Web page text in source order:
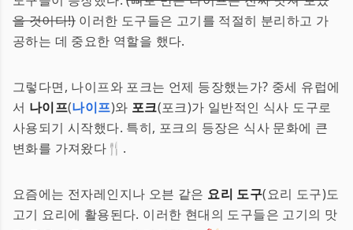
을 것이다!)이러한 도구들은 고기를 적절히 분리하고 가
공하는 데 중요한 역할을 했다.
그렇다면, 나이프와 포크는 언제 등장했는가? 중세 유럽에
서 나이프(나이프)와 포크(포크)가 일반적인 식사 도구로
사용되기 시작했다. 특히, 포크의 등장은 식사 문화에 큰
변화를 가져왔다🍴.
요즘에는 전자레인지나 오븐 같은 요리 도구(요리 도구)도
고기 요리에 활용된다. 이러한 현대의 도구들은 고기의 맛